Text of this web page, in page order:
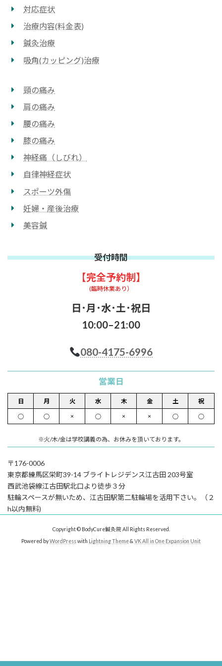
対応症状
治療内容(料⾦表)
鍼灸治療
吸⾓(カッピング)治療
頸の痛み
肩の痛み
腰の痛み
膝の痛み
神経痛（しびれ）
自律神経症状
スポーツ外傷
妊婦・産後治療
美容鍼
受付時間
【完全予約制】
(臨時休業あり）
日･月･水･土･祝日
10:00–21:00
080-4175-6996
営業日
日 月 火 水 木 金 土 祝
○ ○ × ○ × × ○ ○
※火/木/金は学校講義の為、お休みを頂いております。
〒176-0006
東京都練⾺区栄町39-14 ブライトレジデンス江古⽥ 203号室
⻄武池袋線江古⽥駅北⼝より徒歩３分
駐輪スペースが無いため、江古⽥駅第⼆駐輪場を活⽤下さい。（２
h以内無料)
Copyright © BodyCure鍼灸院 All Rights Reserved.
Powered byWordPresswith Lightning Theme& VK All in One Expansion Unit